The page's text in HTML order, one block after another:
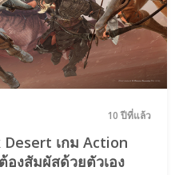
10 ปีที่แล้ว
เกม Action
งสัมผัสด้วยตัวเอง